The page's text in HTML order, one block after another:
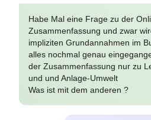
Habe Mal eine Frage zu der
Zusammenfassung und zwar
impliziten Grundannahmen im
alles nochmal genau
der Zusammenfassung nur zu
und und Anlage-Umwelt
Was ist mit dem anderen ?